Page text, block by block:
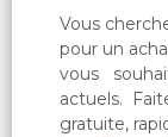
Vous
pour un
vous
actuels.
gratuite,